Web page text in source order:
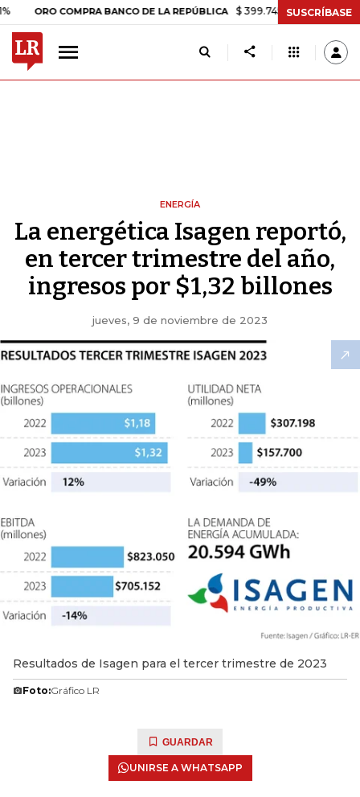
COMPRA BANCO DE LA REPÚBLICA $ 399.745,16 +$ 2.295,71 +0,58%
SUSCRÍBASE
ENERGÍA
La energética Isagen reportó,
en tercer trimestre del año,
ingresos por $1,32 billones
jueves, 9 de noviembre de 2023
Resultados de Isagen para el tercer trimestre de 2023
Foto:Gráfico LR
GUARDAR
UNIRSE A WHATSAPP